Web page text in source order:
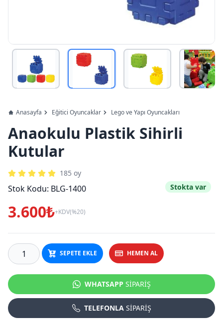
Anasayfa Eğitici Oyuncaklar Lego ve Yapı Oyuncakları
Anaokulu Plastik Sihirli
Kutular
185 oy
Stok Kodu: BLG-1400 Stokta var
3.600₺+KDV(%20)
SEPETE EKLE HEMEN AL
WHATSAPP SİPARİŞ
TELEFONLA SİPARİŞ